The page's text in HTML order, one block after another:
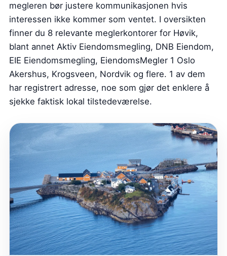
megleren bør justere kommunikasjonen hvis
interessen ikke kommer som ventet. I oversikten
finner du 8 relevante meglerkontorer for Høvik,
blant annet Aktiv Eiendomsmegling, DNB Eiendom,
EIE Eiendomsmegling, EiendomsMegler 1 Oslo
Akershus, Krogsveen, Nordvik og flere. 1 av dem
har registrert adresse, noe som gjør det enklere å
sjekke faktisk lokal tilstedeværelse.